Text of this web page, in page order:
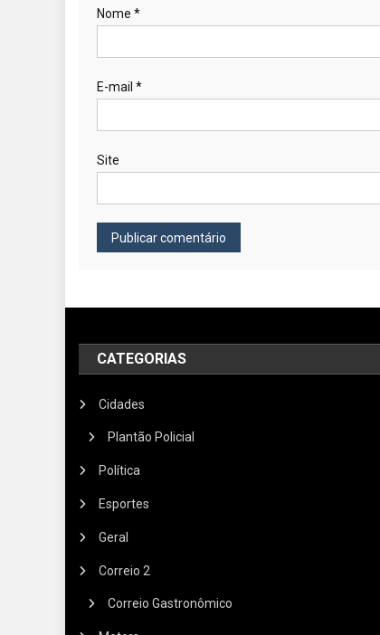
Nome *
E-mail *
Site
CATEGORIAS
Cidades
Plantão Policial
Política
Esportes
Geral
Correio 2
Correio Gastronômico